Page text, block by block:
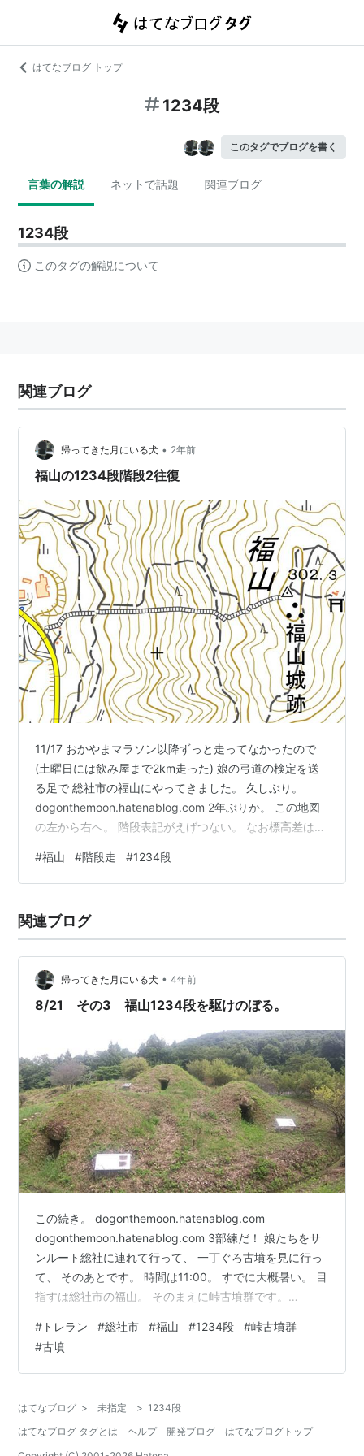
はてなブログ トップ
1234段
このタグでブログを書く
言葉の解説 ネットで話題 関連ブログ
1234段
このタグの解説について
関連ブログ
帰ってきた月にいる犬 • 2年前
福山の1234段階段2往復
11/17 おかやまマラソン以降ずっと走ってなかったので
(土曜日には飲み屋まで2km走った) 娘の弓道の検定を送
る足で 総社市の福山にやってきました。 久しぶり。
dogonthemoon.hatenablog.com 2年ぶりか。 この地図
の左から右へ。 階段表記がえげつない。 なお標高差はち
ったりしてたので dogonthemoon.hatenablog.com スタ
ートは10:30を回ってしまった。 久しぶりの峠古墳群。
目 11:23 2年前よりも速く走れたぞ！ 500段目くら…
#福山 #階段走 #1234段
関連ブログ
帰ってきた月にいる犬 • 4年前
8/21 その3 福山1234段を駆けのぼる。
この続き。 dogonthemoon.hatenablog.com
dogonthemoon.hatenablog.com 3部練だ！ 娘たちをサ
ンルート総社に連れて行って、 一丁ぐろ古墳を見に行っ
て、 そのあとです。 時間は11:00。 すでに大概暑い。 目
指すは総社市の福山。 そのまえに峠古墳群です。
イ。 峠3号墳 無袖式の横穴式石室。 奥壁は2枚岩。 峠2
号墳 ここも無袖式の横穴式石室。 やや天井に向かって狭
くなっている感じが。 外に出るとトックリバチの巣が。
# トレラン #総社市 #福山 #1234段 #峠古墳群
#古墳
はてなブログ > 未指定 > 1234段
はてなブログ タグとは
ヘルプ 開発ブログ
はてなブログトップ